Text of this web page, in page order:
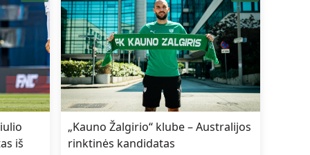
iš
„Kauno Žalgirio“ klube – Australijos
rinktinės kandidatas